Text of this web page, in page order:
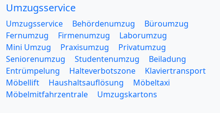
Umzugsservice
Umzugsservice Behördenumzug
Büroumzug
Fernumzug
Firmenumzug
Laborumzug
Mini Umzug
Praxisumzug
Privatumzug
Seniorenumzug
Studentenumzug
Beiladung
Entrümpelung
Halteverbotszone
Klaviertransport
Möbellift
Haushaltsauflösung
Möbeltaxi
Möbelmitfahrzentrale
Umzugskartons